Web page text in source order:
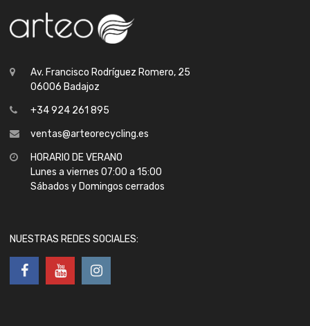
Av. Francisco Rodríguez Romero, 25
06006 Badajoz
+34 924 261 895
ventas@arteorecycling.es
HORARIO DE VERANO
Lunes a viernes 07:00 a 15:00
Sábados y Domingos cerrados
NUESTRAS REDES SOCIALES: